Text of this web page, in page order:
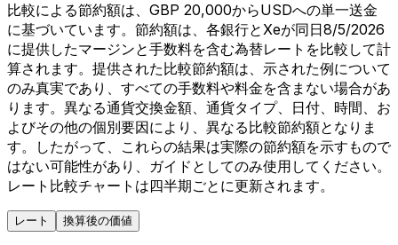
比較による節約額は、GBP 20,000からUSDへの単一送金
に基づいています。節約額は、各銀行とXeが同日8/5/2026
に提供したマージンと手数料を含む為替レートを比較して計
算されます。提供された比較節約額は、示された例について
のみ真実であり、すべての手数料や料金を含まない場合があ
ります。異なる通貨交換金額、通貨タイプ、日付、時間、お
よびその他の個別要因により、異なる比較節約額となりま
す。したがって、これらの結果は実際の節約額を示すもので
はない可能性があり、ガイドとしてのみ使用してください。
レート比較チャートは四半期ごとに更新されます。
レート 換算後の価値